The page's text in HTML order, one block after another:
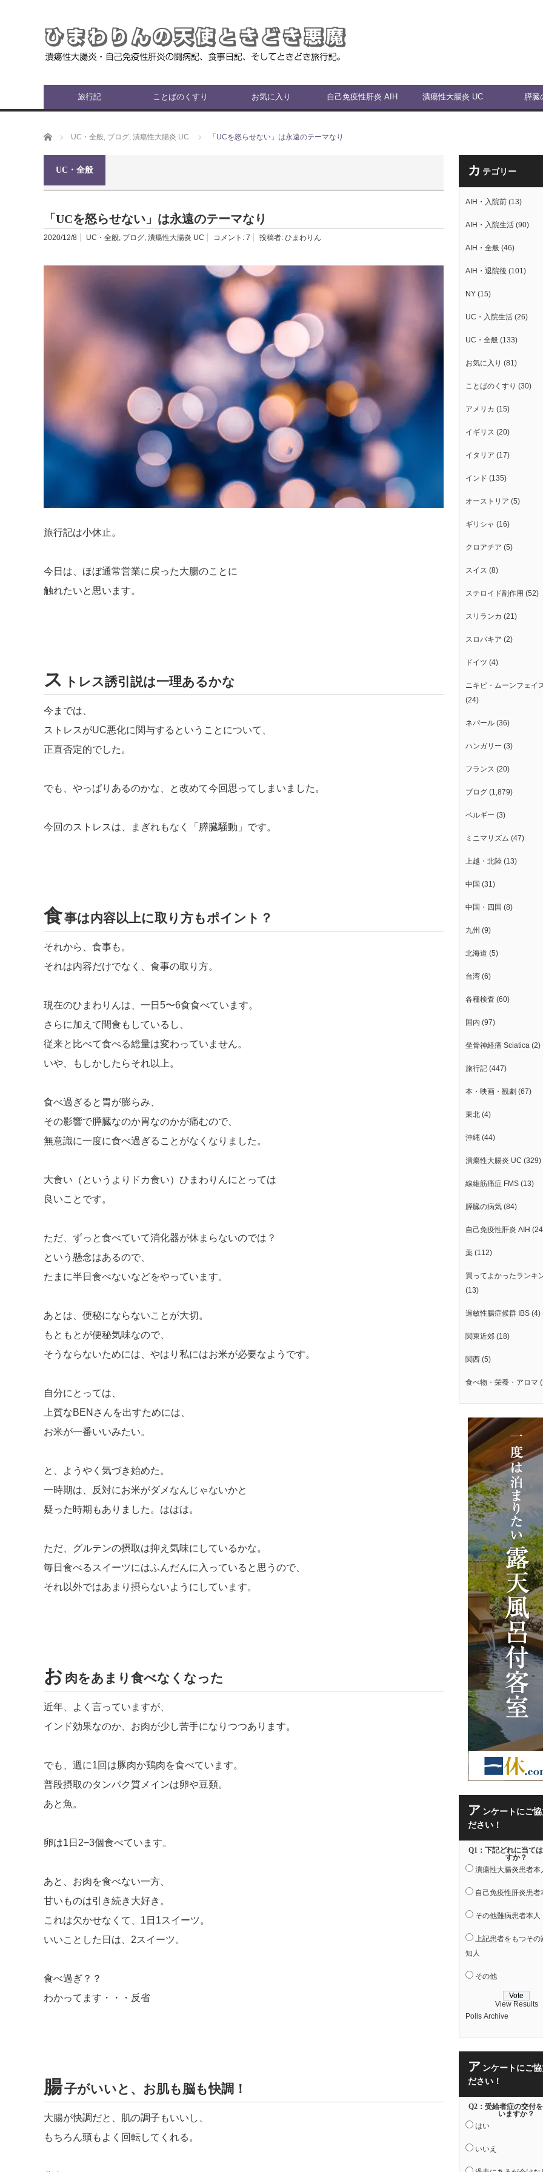
旅行記 ことばのくすり お気に入り 自己免疫性肝炎 AIH 潰瘍性大腸炎 UC 膵臓
ホーム UC・全般, ブログ, 潰瘍性大腸炎 UC 「UCを怒らせない」は永遠のテーマなり
UC・全般
「UCを怒らせない」は永遠のテーマなり
2020/12/8 UC・全般, ブログ, 潰瘍性大腸炎 UC コメント: 7 投稿者: ひまわりん
旅行記は小休止。
今日は、ほぼ通常営業に戻った大腸のことに
触れたいと思います。
ス トレス誘引説は一理あるかな
今までは、
ストレスがUC悪化に関与するということについて、
正直否定的でした。
でも、やっぱりあるのかな、と改めて今回思ってしまいました。
今回のストレスは、まぎれもなく「膵臓騒動」です。
食事は内容以上に取り方もポイント？
それから、食事も。
それは内容だけでなく、食事の取り方。
現在のひまわりんは、一日5〜6食食べています。
さらに加えて間食もしているし、
従来と比べて食べる総量は変わっていません。
いや、もしかしたらそれ以上。
食べ過ぎると胃が膨らみ、
その影響で膵臓なのか胃なのかが痛むので、
無意識に一度に食べ過ぎることがなくなりました。
大食い（というよりドカ食い）ひまわりんにとっては
良いことです。
ただ、ずっと食べていて消化器が休まらないのでは？
という懸念はあるので、
たまに半日食べないなどをやっています。
あとは、便秘にならないことが大切。
もともとが便秘気味なので、
そうならないためには、やはり私にはお米が必要なようです。
自分にとっては、
上質なBENさんを出すためには、
お米が一番いいみたい。
と、ようやく気づき始めた。
一時期は、反対にお米がダメなんじゃないかと
疑った時期もありました。ははは。
ただ、グルテンの摂取は抑え気味にしているかな。
毎日食べるスイーツにはふんだんに入っていると思うので、
それ以外ではあまり摂らないようにしています。
お 肉をあまり食べなくなった
近年、よく言っていますが、
インド効果なのか、お肉が少し苦手になりつつあります。
でも、週に1回は豚肉か鶏肉を食べています。
普段摂取のタンパク質メインは卵や豆類。
あと魚。
卵は1日2−3個食べています。
あと、お肉を食べない一方、
甘いものは引き続き大好き。
これは欠かせなくて、1日1スイーツ。
いいことした日は、2スイーツ。
食べ過ぎ？？
わかってます・・・反省
腸子がいいと、お肌も脳も快調！
大腸が快調だと、肌の調子もいいし、
もちろん頭もよく回転してくれる。
カ テゴリー
AIH・入院前 (13)
AIH・入院生活 (90)
AIH・全般 (46)
AIH・退院後 (101)
NY (15)
UC・入院生活 (26)
UC・全般 (133)
お気に入り (81)
ことばのくすり (30)
アメリカ (15)
イギリス (20)
イタリア (17)
インド (135)
オーストリア (5)
ギリシャ (16)
クロアチア (5)
スイス (8)
ステロイド副作用 (52)
スリランカ (21)
スロバキア (2)
ドイツ (4)
ニキビ・ムーンフェイ
(24)
ネパール (36)
ハンガリー (3)
フランス (20)
ブログ (1,879)
ベルギー (3)
ミニマリズム (47)
上越・北陸 (13)
中国 (31)
中国・四国 (8)
九州 (9)
北海道 (5)
台湾 (6)
各種検査 (60)
国内 (97)
坐骨神経痛 Sciatica (2)
旅行記 (447)
本・映画・観劇 (67)
東北 (4)
沖縄 (44)
潰瘍性大腸炎 UC (329)
線維筋痛症 FMS (13)
膵臓の病気 (84)
自己免疫性肝炎 AIH
薬 (112)
買ってよかったランキ
(13)
過敏性腸症候群 IBS (4)
関東近郊 (18)
関西 (5)
食べ物・栄養・アロマ
ア ンケートにご
ださい！
Q1：下記どれに当て
すか？
潰瘍性大腸炎患者本
自己免疫性肝炎患者
その他難病患者本人
上記患者をもつその
知人
その他
View Results
Polls Archive
ア ンケートにご
ださい！
Q2：受給者症の交付
いますか？
はい
いいえ